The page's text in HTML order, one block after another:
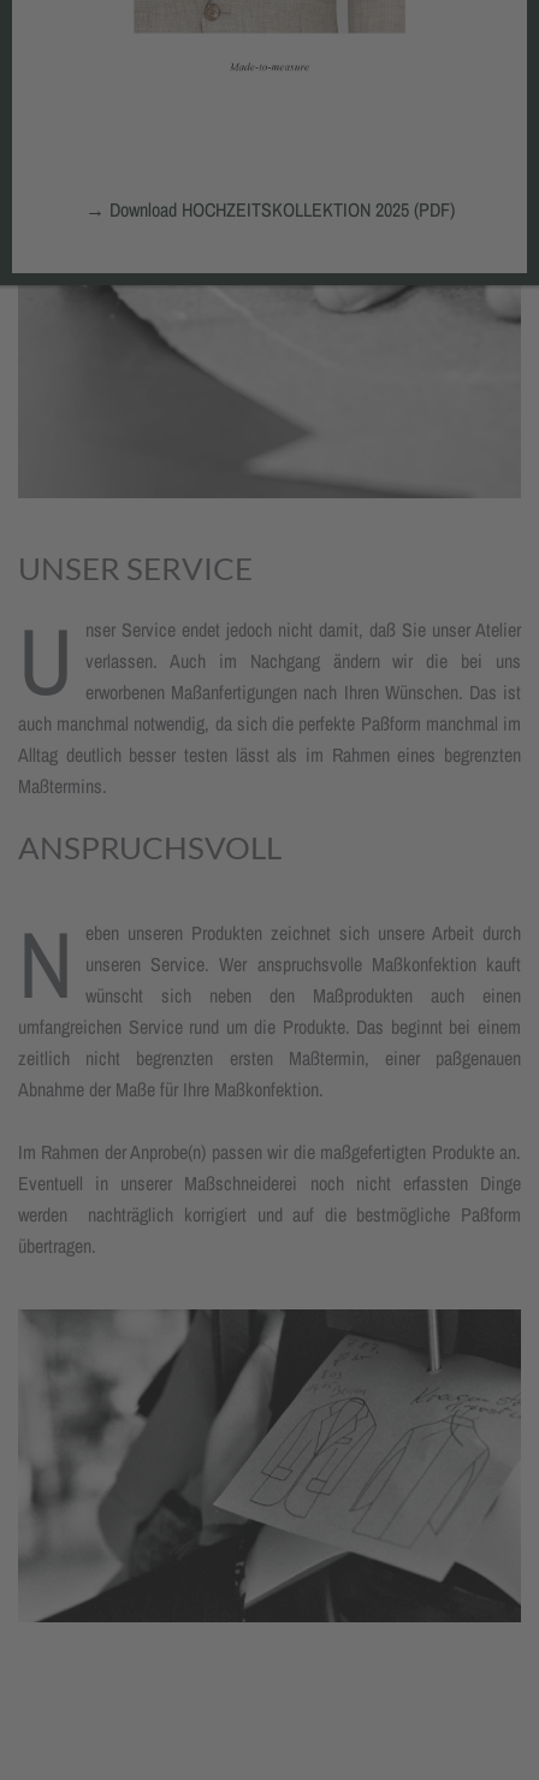
UNSER SERVICE
U
nser Service endet jedoch nicht damit, daß Sie unser Atelier
verlassen. Auch im Nachgang ändern wir die bei uns
erworbenen Maßanfertigungen nach Ihren Wünschen. Das ist
auch manchmal notwendig, da sich die perfekte Paßform manchmal im
Alltag deutlich besser testen lässt als im Rahmen eines begrenzten
Maßtermins.
ANSPRUCHSVOLL
N
eben unseren Produkten zeichnet sich unsere Arbeit durch
unseren Service. Wer anspruchsvolle Maßkonfektion kauft
wünscht sich neben den Maßprodukten auch einen
umfangreichen Service rund um die Produkte. Das beginnt bei einem
zeitlich nicht begrenzten ersten Maßtermin, einer paßgenauen
Abnahme der Maße für Ihre Maßkonfektion.
Im Rahmen der Anprobe(n) passen wir die maßgefertigten Produkte an.
Eventuell in unserer Maßschneiderei noch nicht erfassten Dinge
werden nachträglich korrigiert und auf die bestmögliche Paßform
übertragen.
→ Download HOCHZEITSKOLLEKTION 2025 (PDF)